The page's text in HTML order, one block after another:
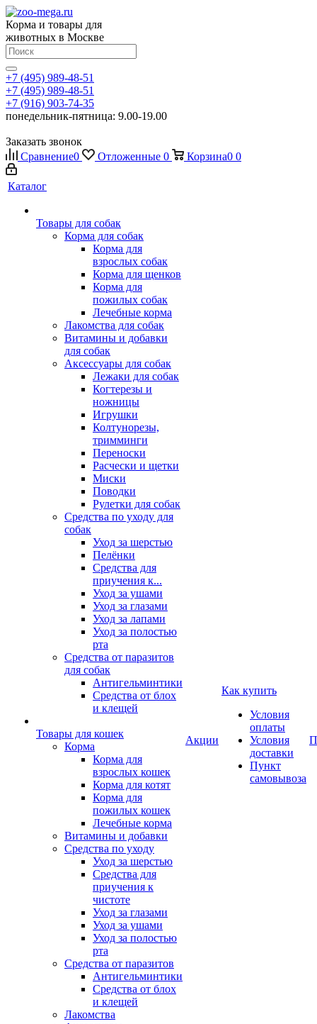
Корма и товары для
животных в Москве
+7 (495) 989-48-51
+7 (495) 989-48-51
+7 (916) 903-74-35
понедельник-пятница: 9.00-19.00
Заказать звонок
Сравнение0 Отложенные 0 Корзина0 0
Каталог
Товары для собак
Корма для собак
Корма для
взрослых собак
Корма для щенков
Корма для
пожилых собак
Лечебные корма
Лакомства для собак
Витамины и добавки
для собак
Аксессуары для собак
Лежаки для собак
Когтерезы и
ножницы
Игрушки
Колтунорезы,
тримминги
Переноски
Расчески и щетки
Миски
Поводки
Рулетки для собак
Средства по уходу для
собак
Уход за шерстью
Пелёнки
Средства для
приучения к...
Уход за ушами
Уход за глазами
Уход за лапами
Уход за полостью
рта
Средства от паразитов
для собак
Антигельминтики
Средства от блох
и клещей
Товары для кошек
Корма
Корма для
взрослых кошек
Корма для котят
Корма для
пожилых кошек
Лечебные корма
Витамины и добавки
Средства по уходу
Уход за шерстью
Средства для
приучения к
чистоте
Уход за глазами
Уход за ушами
Уход за полостью
рта
Средства от паразитов
Антигельминтики
Средства от блох
и клещей
Лакомства
Акции
Как купить
Условия
оплаты
Условия
доставки
Пункт
самовывоза